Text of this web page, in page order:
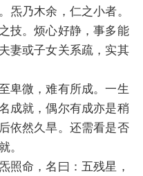
炁乃木余，仁之小者。
技。烦心好静，事多能
妻或子女关系疏，实其
卑微，难有所成。一生
成就，偶尔有成亦是稍
依然久旱。还需看是否
。
照命，名曰：五残星，